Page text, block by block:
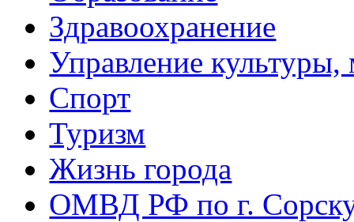
Здравоохранение
Управление
Спорт
Туризм
Жизнь города
ОМВД РФ по г.